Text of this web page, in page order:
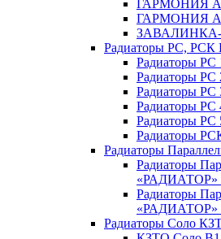
ГАРМОНИЯ
ГАРМОНИЯ
Радиаторы РС,
Радиаторы РС
Радиаторы РС
Радиаторы РС
Радиаторы РС
Радиаторы РС
Радиаторы
Радиаторы
Радиаторы
«РАДИАТОР»
Радиаторы
«РАДИАТОР»
Радиаторы Соло